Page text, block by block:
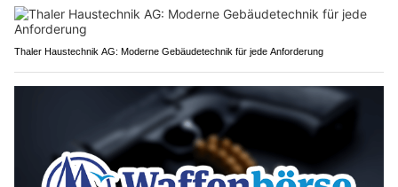
Thaler Haustechnik AG: Moderne Gebäudetechnik für jede Anforderung